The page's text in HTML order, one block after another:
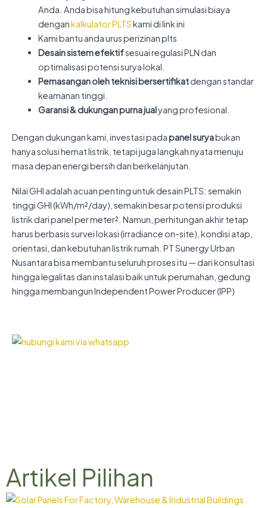
Anda. Anda bisa hitung kebutuhan simulasi biaya
dengankalkulator PLTSkami di link ini
Kami bantu anda urus perizinan plts
Desain sistem efektifsesuai regulasi PLN dan
optimalisasi potensi surya lokal.
Pemasangan oleh teknisi bersertifikatdengan standar
keamanan tinggi.
Garansi & dukungan purna jualyang profesional.
Dengan dukungan kami, investasi padapanel suryabukan
hanya solusi hemat listrik, tetapi juga langkah nyata menuju
masa depan energi bersih dan berkelanjutan.
Nilai GHI adalah acuan penting untuk desain PLTS: semakin
tinggi GHI (kWh/m²/day), semakin besar potensi produksi
listrik dari panel per meter². Namun, perhitungan akhir tetap
harus berbasis survei lokasi (irradiance on-site), kondisi atap,
orientasi, dan kebutuhan listrik rumah. PT Sunergy Urban
Nusantara bisa membantu seluruh proses itu — dari konsultasi
hingga legalitas dan instalasi baik untuk perumahan, gedung
hingga membangun Independent Power Producer (IPP)
Artikel Pilihan